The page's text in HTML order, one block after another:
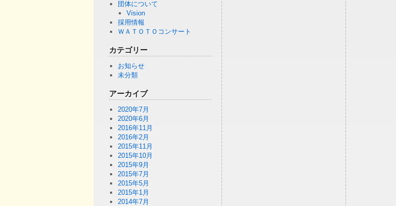
団体について
Vision
採用情報
ＷＡＴＯＴＯコンサート
カテゴリー
お知らせ
未分類
アーカイブ
2020年7月
2020年6月
2016年11月
2016年2月
2015年11月
2015年10月
2015年9月
2015年7月
2015年5月
2015年1月
2014年7月